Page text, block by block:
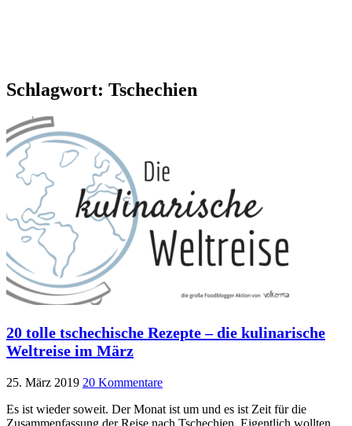
Schlagwort: Tschechien
20 tolle tschechische Rezepte – die kulinarische
Weltreise im März
25. März 2019 20 Kommentare
Es ist wieder soweit. Der Monat ist um und es ist Zeit für die
Zusammenfassung der Reise nach Tschechien. Eigentlich wollten